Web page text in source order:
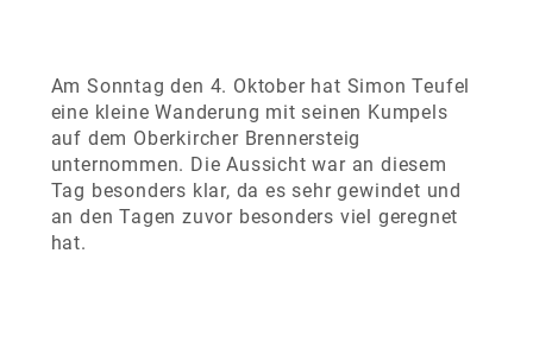
Am Sonntag den 4. Oktober hat Simon Teufel
eine kleine Wanderung mit seinen Kumpels
auf dem Oberkircher Brennersteig
unternommen. Die Aussicht war an diesem
Tag besonders klar, da es sehr gewindet und
an den Tagen zuvor besonders viel geregnet
hat.